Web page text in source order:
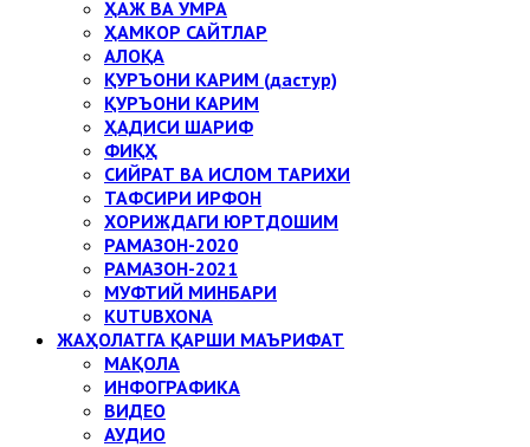
ҲАЖ ВА УМРА
ҲАМКОР САЙТЛАР
АЛОҚА
ҚУРЪОНИ КАРИМ (дастур)
ҚУРЪОНИ КАРИМ
ҲАДИСИ ШАРИФ
ФИҚҲ
СИЙРАТ ВА ИСЛОМ ТАРИХИ
ТАФСИРИ ИРФОН
ХОРИЖДАГИ ЮРТДОШИМ
РАМАЗОН-2020
РАМАЗОН-2021
МУФТИЙ МИНБАРИ
KUTUBXONA
ЖАҲОЛАТГА ҚАРШИ МАЪРИФАТ
МАҚОЛА
ИНФОГРАФИКА
ВИДЕО
АУДИО